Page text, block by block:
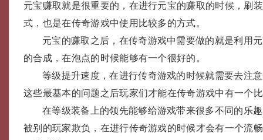
元宝赚取就是很重要的，在进行元宝的赚取的时候，刷
式，也是在传奇游戏中使用比较多的方式。
元宝的赚取之后，在传奇游戏中需要做的就是利用
的合成，在泡点的时候能够有一个很好的。
等级提升速度，在进行传奇游戏的时候就需要去注
这些最基本的问题之后玩家们才能在传奇游戏中有一个
在等级装备上的领先能够给游戏带来很多不同的乐
被别的玩家欺负，在进行传奇游戏的时候才会有一个流